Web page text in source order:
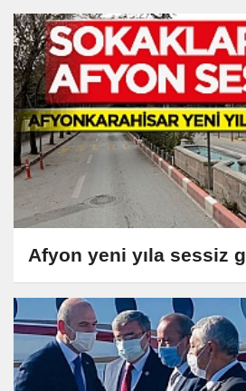
Afyon yeni yıla sessiz